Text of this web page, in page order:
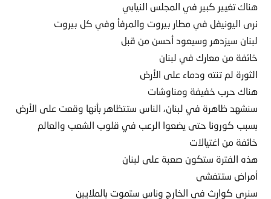
هناك تغيير كبير في المجلس النيابي
نرى اليونيفل في مطار بيروت والمرفأ وفي كل بيروت
لبنان سيزدهر وسيعود أحسن من قبل
خائفة من معارك في لبنان
الثورة لم تنته ودماء على الأرض
هناك حرب خفيفة ومناوشات
سنشهد ظاهرة في لبنان، الناس ستتظاهر بأنها وقعت على الأرض
بسبب كورونا حتى يضعوا الرعب في قلوب الشعب والعالم
خائفة من اغتيالات
هذه الفترة ستكون صعبة على لبنان
أمراض ستتفشى
سنرى كوارث في الخارج وناس ستموت بالملايين